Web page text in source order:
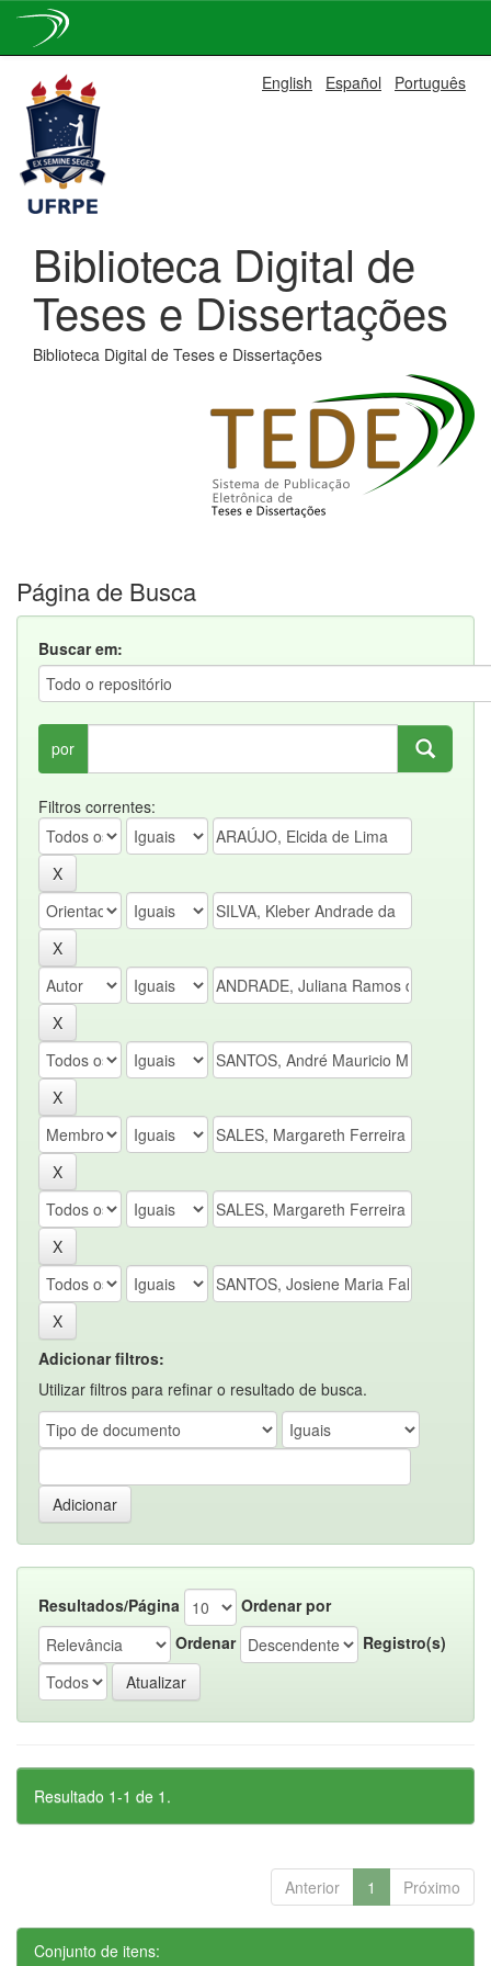
navigation
English Español Português
Biblioteca Digital de
Teses e Dissertações
Biblioteca Digital de Teses e Dissertações
Página de Busca
Buscar em:
por
Filtros correntes:
Adicionar filtros:
Utilizar filtros para refinar o resultado de busca.
Resultados/Página
Ordenar por
Ordenar
Registro(s)
Resultado 1-1 de 1.
Anterior 1 Próximo
Conjunto de itens: